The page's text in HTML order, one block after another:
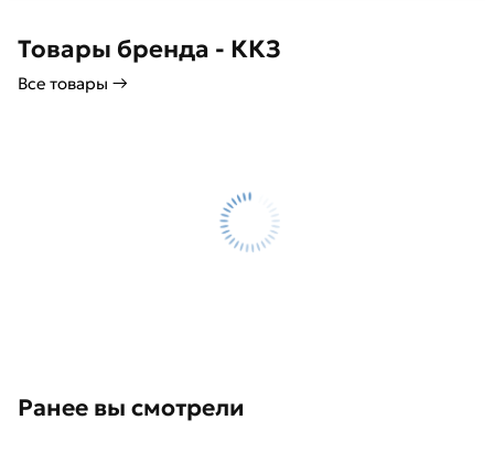
Товары бренда - ККЗ
Все товары →
Ранее вы смотрели